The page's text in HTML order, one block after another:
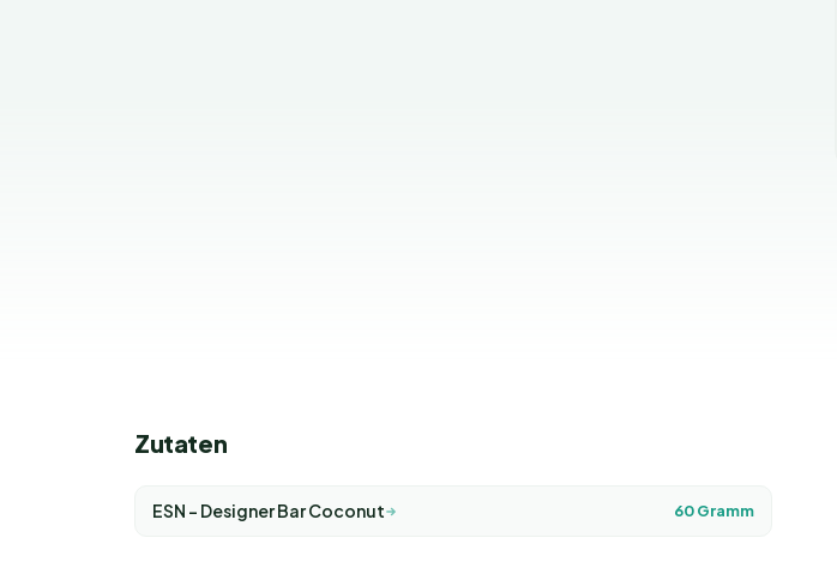
Zutaten
ESN - Designer Bar Coconut 60Gramm